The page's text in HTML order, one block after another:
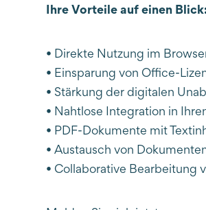
Ihre Vorteile auf einen
• Direkte Nutzung im
• Einsparung von Office-
• Stärkung der digitalen
• Nahtlose Integration in
• PDF-Dokumente mit
• Austausch von
• Collaborative Bearbeitung